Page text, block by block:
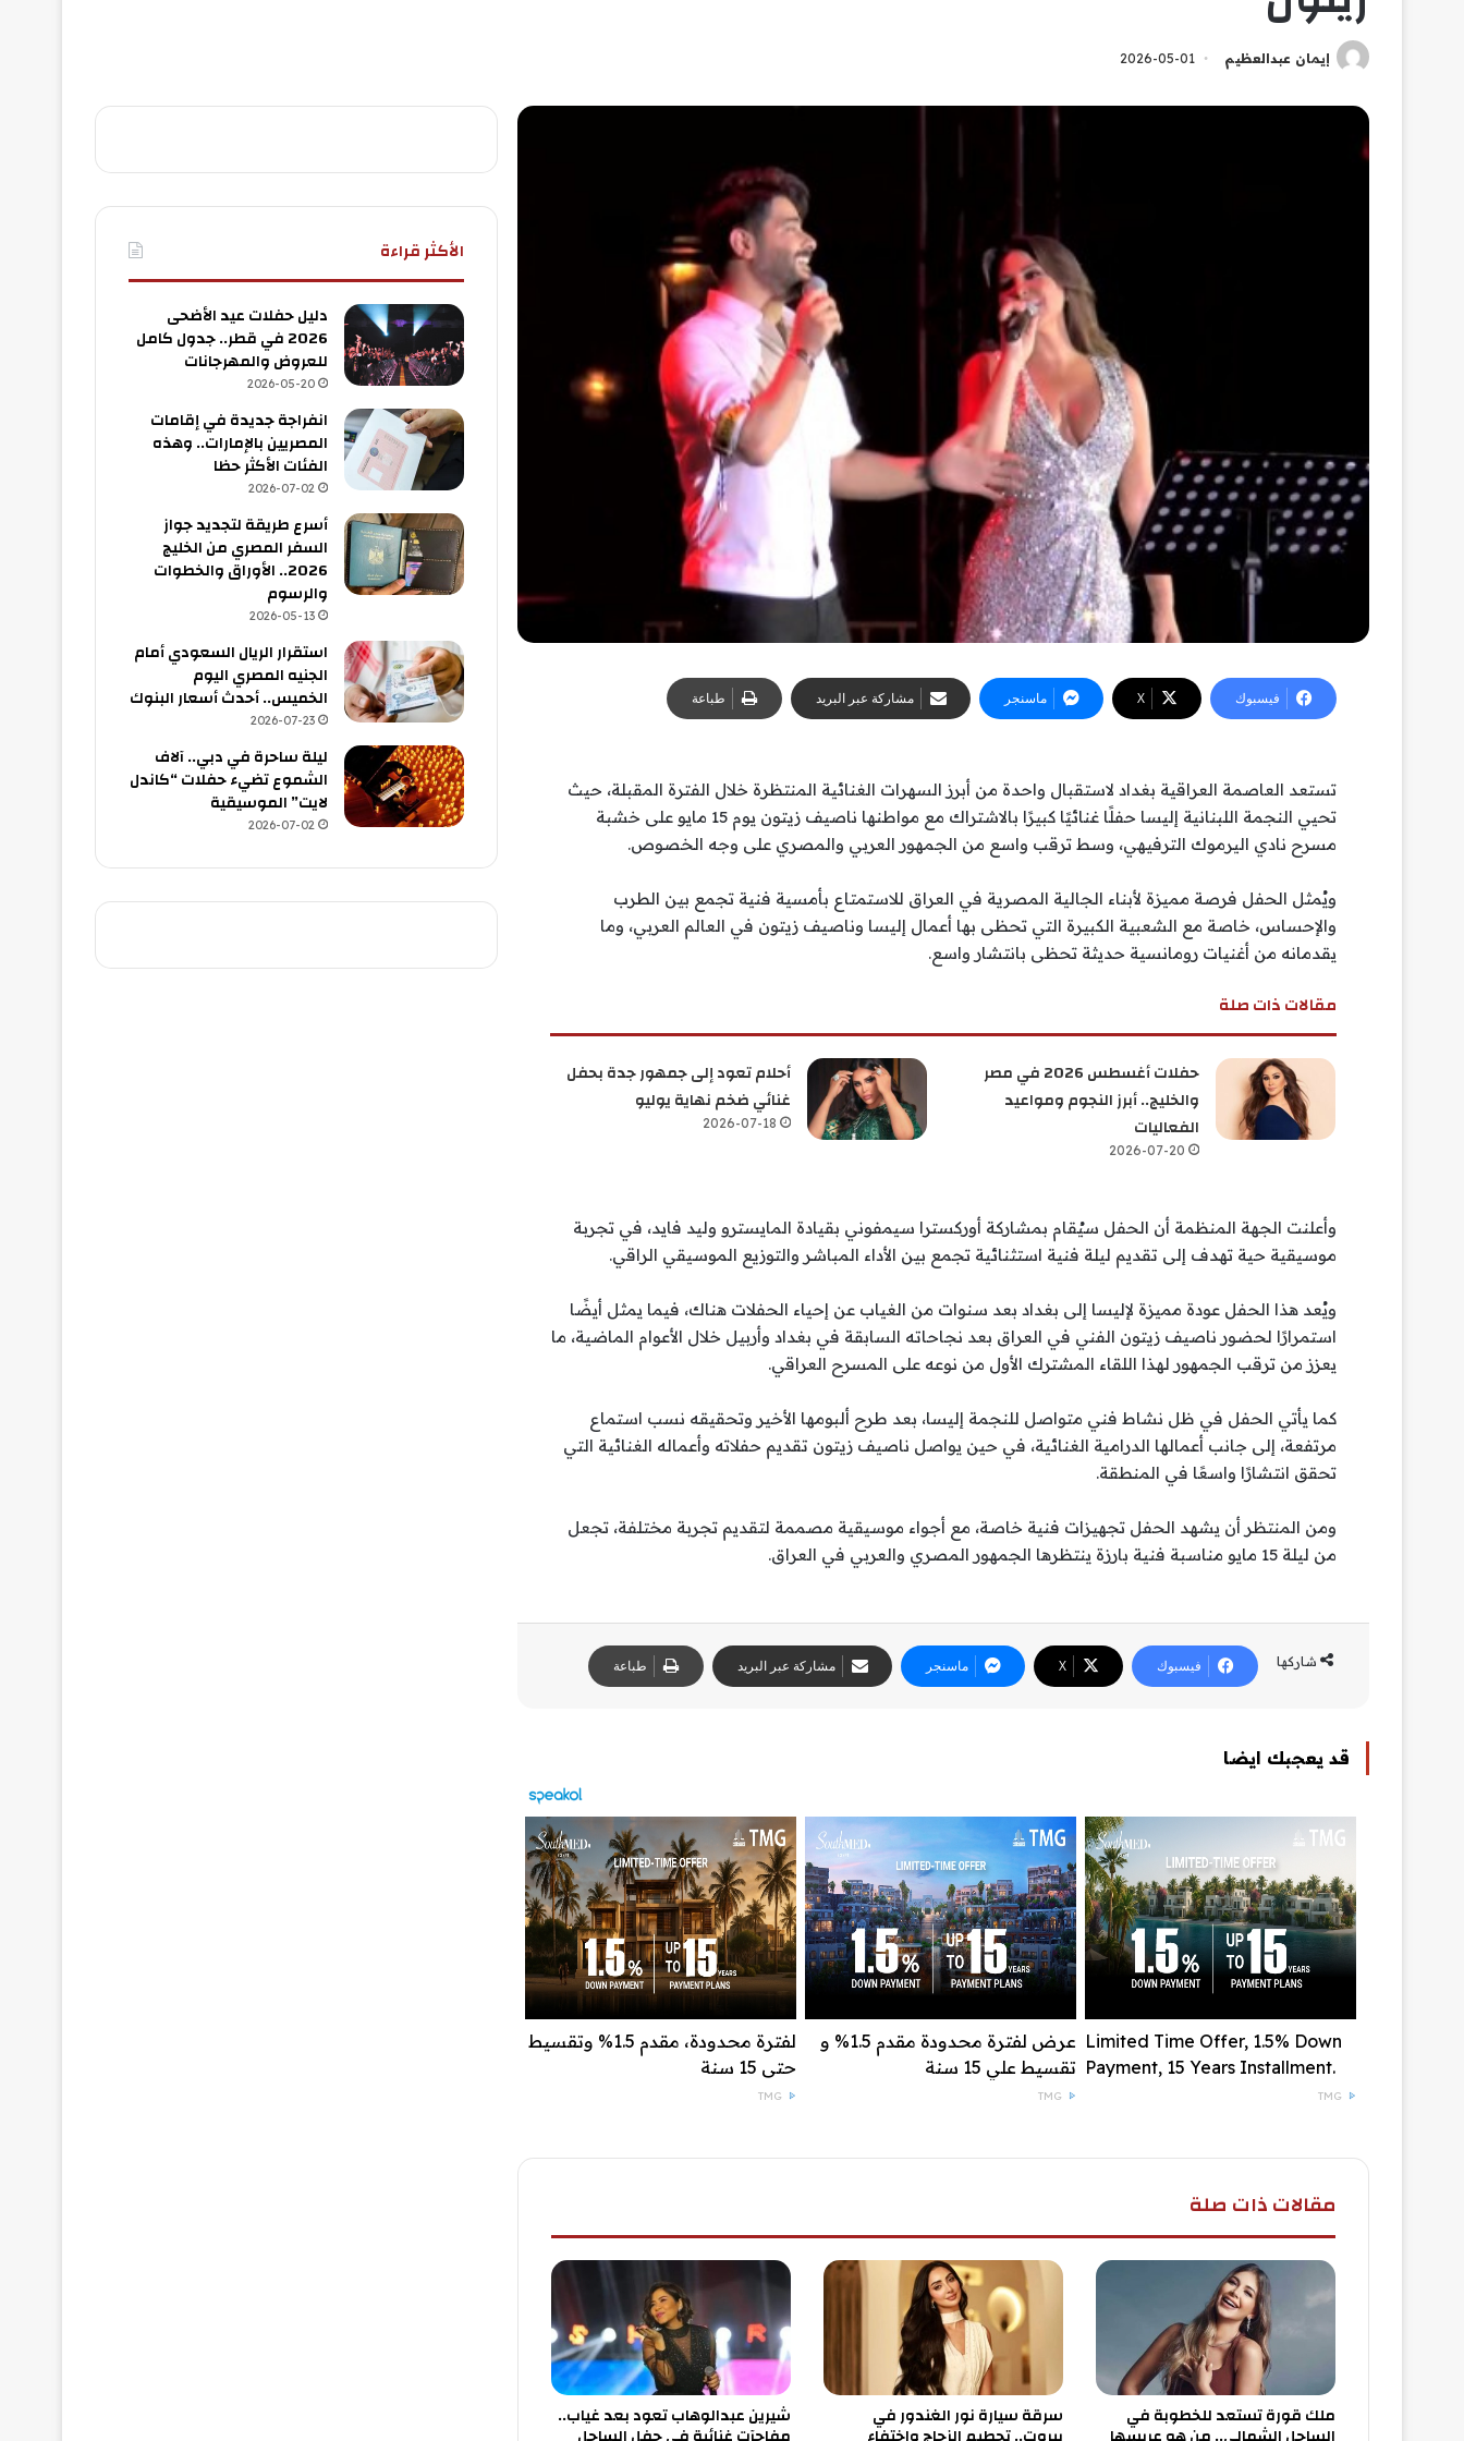
إيمان عبدالعظيم 2026-05-01
فيسبوك ‫X ماسنجر مشاركة عبر البريد طباعة
تستعد العاصمة العراقية بغداد لاستقبال واحدة من أبرز السهرات الغنائية المنتظرة خلال الفترة المقبلة، حيث
تحيي النجمة اللبنانية إليسا حفلًا غنائيًا كبيرًا بالاشتراك مع مواطنها ناصيف زيتون يوم 15 مايو على خشبة
مسرح نادي اليرموك الترفيهي، وسط ترقب واسع من الجمهور العربي والمصري على وجه الخصوص.
ويُمثل الحفل فرصة مميزة لأبناء الجالية المصرية في العراق للاستمتاع بأمسية فنية تجمع بين الطرب
والإحساس، خاصة مع الشعبية الكبيرة التي تحظى بها أعمال إليسا وناصيف زيتون في العالم العربي، وما
يقدمانه من أغنيات رومانسية حديثة تحظى بانتشار واسع.
مقالات ذات صلة
حفلات أغسطس 2026 في مصر
والخليج.. أبرز النجوم ومواعيد
الفعاليات
2026-07-20
أحلام تعود إلى جمهور جدة بحفل
غنائي ضخم نهاية يوليو
2026-07-18
وأعلنت الجهة المنظمة أن الحفل سيُقام بمشاركة أوركسترا سيمفوني بقيادة المايسترو وليد فايد، في تجربة
موسيقية حية تهدف إلى تقديم ليلة فنية استثنائية تجمع بين الأداء المباشر والتوزيع الموسيقي الراقي.
ويُعد هذا الحفل عودة مميزة لإليسا إلى بغداد بعد سنوات من الغياب عن إحياء الحفلات هناك، فيما يمثل أيضًا
استمرارًا لحضور ناصيف زيتون الفني في العراق بعد نجاحاته السابقة في بغداد وأربيل خلال الأعوام الماضية، ما
يعزز من ترقب الجمهور لهذا اللقاء المشترك الأول من نوعه على المسرح العراقي.
كما يأتي الحفل في ظل نشاط فني متواصل للنجمة إليسا، بعد طرح ألبومها الأخير وتحقيقه نسب استماع
مرتفعة، إلى جانب أعمالها الدرامية الغنائية، في حين يواصل ناصيف زيتون تقديم حفلاته وأعماله الغنائية التي
تحقق انتشارًا واسعًا في المنطقة.
ومن المنتظر أن يشهد الحفل تجهيزات فنية خاصة، مع أجواء موسيقية مصممة لتقديم تجربة مختلفة، تجعل
من ليلة 15 مايو مناسبة فنية بارزة ينتظرها الجمهور المصري والعربي في العراق.
شاركها فيسبوك ‫X ماسنجر مشاركة عبر البريد طباعة
قد يعجبك ايضا
Limited Time Offer, 1.5% Down
Payment, 15 Years Installment.
TMG
عرض لفترة محدودة مقدم 1.5% و
تقسيط علي 15 سنة
TMG
لفترة محدودة، مقدم 1.5% وتقسيط
حتى 15 سنة
TMG
مقالات ذات صلة
ملك قورة تستعد للخطوبة في سرقة سيارة نور الغندور في شيرين عبدالوهاب تعود بعد غياب..
الأكثر قراءة
دليل حفلات عيد الأضحى
2026 في قطر.. جدول كامل
للعروض والمهرجانات
2026-05-20
انفراجة جديدة في إقامات
المصريين بالإمارات.. وهذه
الفئات الأكثر حظا
2026-07-02
أسرع طريقة لتجديد جواز
السفر المصري من الخليج
2026.. الأوراق والخطوات
والرسوم
2026-05-13
استقرار الريال السعودي أمام
الجنيه المصري اليوم
الخميس.. أحدث أسعار البنوك
2026-07-23
ليلة ساحرة في دبي.. آلاف
الشموع تضيء حفلات “كاندل
لايت” الموسيقية
2026-07-02